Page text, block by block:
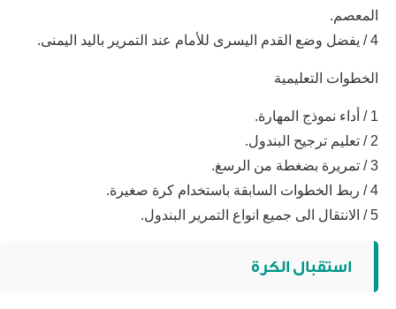
المعصم.
الخطوات التعليمية
استقبال الكرة